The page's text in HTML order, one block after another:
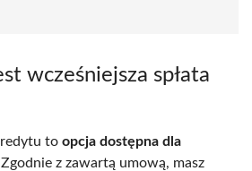
wcześniejsza spłata
to opcja dostępna dla
Zgodnie z zawartą umową, masz